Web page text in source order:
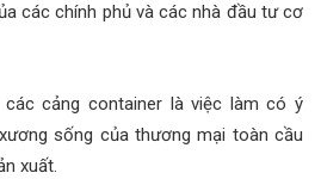
các chính phủ và các nhà đầu tư cơ
các cảng container là việc làm có ý
sống của thương mại toàn cầu
xuất.